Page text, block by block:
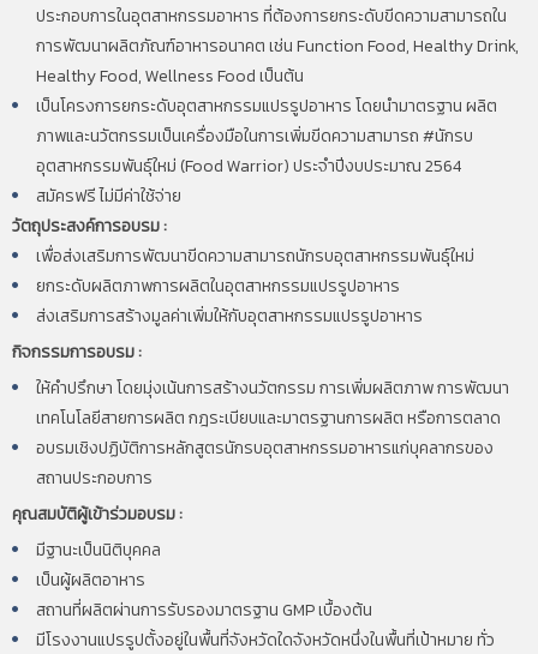
ประกอบการในอุตสาหกรรมอาหาร ที่ต้องการยกระดับขีดความสามารถใน
การพัฒนาผลิตภัณฑ์อาหารอนาคต เช่น Function Food, Healthy Drink,
Healthy Food, Wellness Food เป็นต้น
เป็นโครงการยกระดับอุตสาหกรรมแปรรูปอาหาร โดยนำมาตรฐาน ผลิต
ภาพและนวัตกรรมเป็นเครื่องมือในการเพิ่มขีดความสามารถ #นักรบ
อุตสาหกรรมพันธุ์ใหม่ (Food Warrior) ประจำปีงบประมาณ 2564
สมัครฟรี ไม่มีค่าใช้จ่าย
วัตถุประสงค์การอบรม :
เพื่อส่งเสริมการพัฒนาขีดความสามารถนักรบอุตสาหกรรมพันธุ์ใหม่
ยกระดับผลิตภาพการผลิตในอุตสาหกรรมแปรรูปอาหาร
ส่งเสริมการสร้างมูลค่าเพิ่มให้กับอุตสาหกรรมแปรรูปอาหาร
กิจกรรมการอบรม :
ให้คำปรึกษา โดยมุ่งเน้นการสร้างนวัตกรรม การเพิ่มผลิตภาพ การพัฒนา
เทคโนโลยีสายการผลิต กฎระเบียบและมาตรฐานการผลิต หรือการตลาด
อบรมเชิงปฏิบัติการหลักสูตรนักรบอุตสาหกรรมอาหารแก่บุคลากรของ
สถานประกอบการ
คุณสมบัติผู้เข้าร่วมอบรม :
มีฐานะเป็นนิติบุคคล
เป็นผู้ผลิตอาหาร
สถานที่ผลิตผ่านการรับรองมาตรฐาน GMP เบื้องต้น
มีโรงงานแปรรูปตั้งอยู่ในพื้นที่จังหวัดใดจังหวัดหนึ่งในพื้นที่เป้าหมายทั่ว